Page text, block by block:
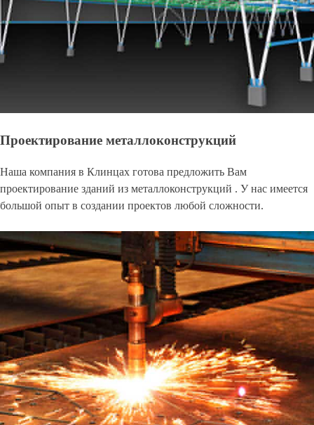
Проектирование металлоконструкций
Наша компания в Клинцах готова предложить Вам
проектирование зданий из металлоконструкций . У нас имеется
большой опыт в создании проектов любой сложности.